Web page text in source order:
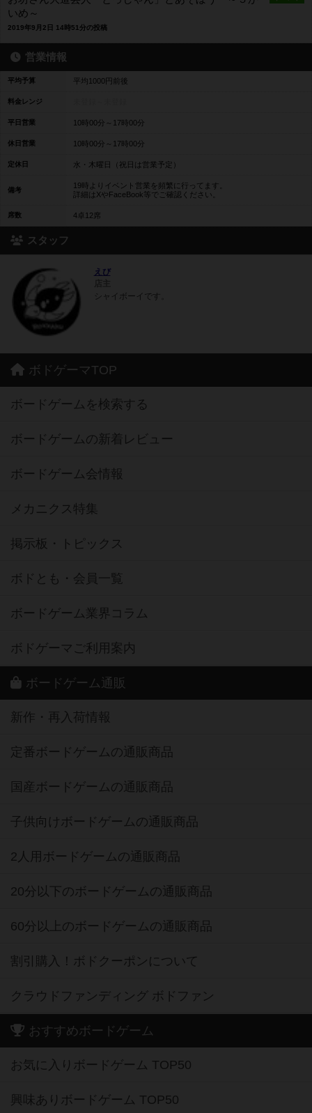
いめ～
2019年9月2日 14時51分の投稿
営業情報
平均予算 平均1000円前後
料金レンジ
平日営業 10時00分～17時00分
休日営業 10時00分～17時00分
定休日 水・木曜日（祝日は営業予定）
備考
19時よりイベント営業を頻繁に行ってます。
詳細はXやFaceBook等でご確認ください。
席数 4卓12席
スタッフ
えび
シャイボーイです。
ボドゲーマTOP
ボードゲームを検索する
ボードゲームの新着レビュー
ボードゲーム会情報
メカニクス特集
掲示板・トピックス
ボドとも・会員一覧
ボードゲーム業界コラム
ボドゲーマご利用案内
ボードゲーム通販
新作・再入荷情報
定番ボードゲームの通販商品
国産ボードゲームの通販商品
子供向けボードゲームの通販商品
2人用ボードゲームの通販商品
20分以下のボードゲームの通販商品
60分以上のボードゲームの通販商品
割引購入！ボドクーポンについて
クラウドファンディング ボドファン
おすすめボードゲーム
お気に入りボードゲーム TOP50
興味ありボードゲーム TOP50